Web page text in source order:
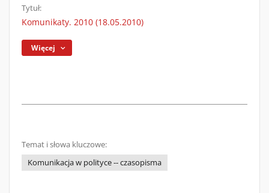
Tytuł:
Komunikaty. 2010 (18.05.2010)
Więcej
Temat i słowa kluczowe:
Komunikacja w polityce -- czasopisma